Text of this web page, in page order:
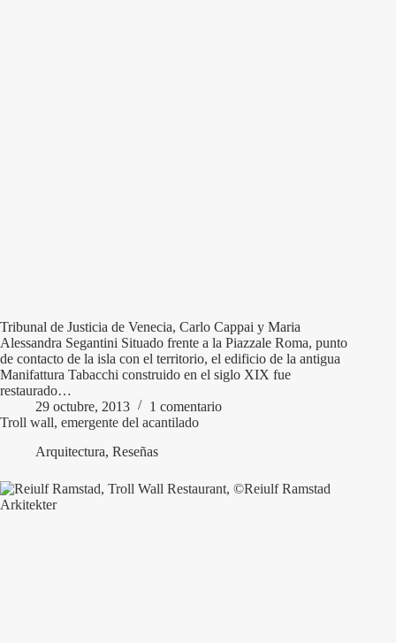
Tribunal de Justicia de Venecia, Carlo Cappai y Maria
Alessandra Segantini Situado frente a la Piazzale Roma, punto
de contacto de la isla con el territorio, el edificio de la antigua
Manifattura Tabacchi construido en el siglo XIX fue
restaurado…
29 octubre, 2013
1 comentario
Troll wall, emergente del acantilado
Arquitectura, Reseñas